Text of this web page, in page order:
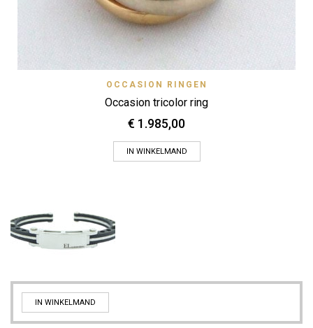
OCCASION RINGEN
Occasion tricolor ring
€ 1.985,00
IN WINKELMAND
IN WINKELMAND